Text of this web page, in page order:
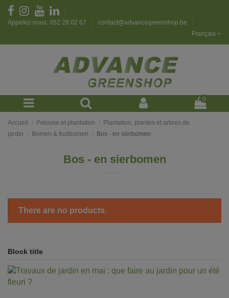
Appelez-nous: 052 28 02 67
contact@advancegreenshop.be
Français
0
Accueil Pelouse et plantation
Plantation, plantes et arbres de
jardin
Bomen & fruitbomen Bos - en sierbomen
Bos - en sierbomen
There are no products.
Block title